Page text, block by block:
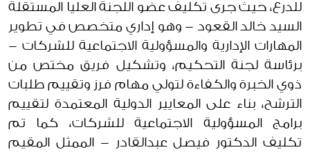
للدرع، حيث جرى تكليف عضو اللجنة العليا المستقلة
السيد خالد القعود - وهو إداري متخصص في تطوير
المهارات الإدارية والمسؤولية الاجتماعية للشركات -
برئاسة لجنة التحكيم، وتشكيل فريق مختص من
ذوي الخبرة والكفاءة لتولي مهام فرز وتقييم طلبات
الترشح، بناء على المعايير الدولية المعتمدة لتقييم
برامج المسؤولية الاجتماعية للشركات، كما تم
تكليف الدكتور فيصل عبدالقادر - الممثل المقيم